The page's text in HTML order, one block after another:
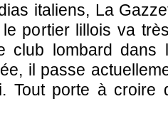
italiens, La
portier lillois va
club lombard dans
il passe
Tout porte à croire